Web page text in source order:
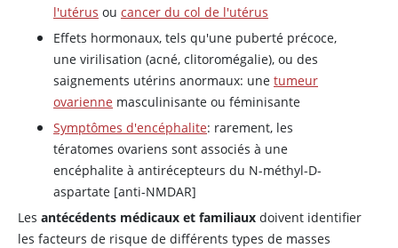
l'utérus ou cancer du col de l'utérus
Effets hormonaux, tels qu'une puberté précoce,
une virilisation (acné, clitoromégalie), ou des
saignements utérins anormaux: une tumeur
ovarienne masculinisante ou féminisante
Symptômes d'encéphalite: rarement, les
tératomes ovariens sont associés à une
encéphalite à antirécepteurs du N-méthyl-D-
aspartate [anti-NMDAR]
Les antécédents médicaux et familiaux doivent identifier
les facteurs de risque de différents types de masses